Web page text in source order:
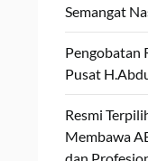
Semangat
Pengobatan
Pusat
Resmi
Membawa